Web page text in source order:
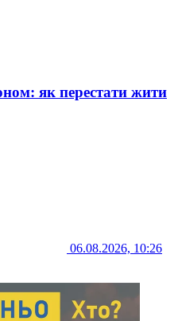
як перестати жити
06.08.2026, 10:26